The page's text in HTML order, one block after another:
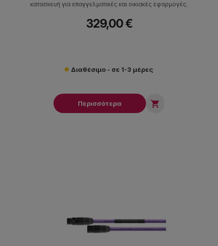
κατασκευή για επαγγελματικές και οικιακές εφαρμογές.
329,00 €
Διαθέσιμο - σε 1-3 μέρες
Περισσότερα 